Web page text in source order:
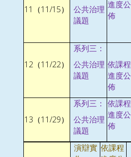
11 （11/15）
公共治理
議題
進度公
佈
12 （11/22）
系列三：
公共治理
議題
依課程
進度公
佈
13 （11/29）
系列三：
公共治理
議題
依課程
進度公
佈
演辯實 依課程